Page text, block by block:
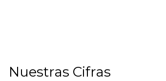
Nuestras Cifras